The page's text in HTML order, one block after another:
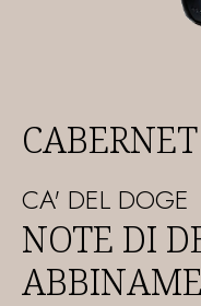
CA' DEL DOGE
NOTE DI